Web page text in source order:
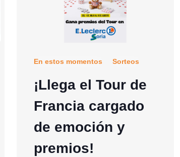
En estos momentos Sorteos
¡Llega el Tour de
Francia cargado
de emoción y
premios!